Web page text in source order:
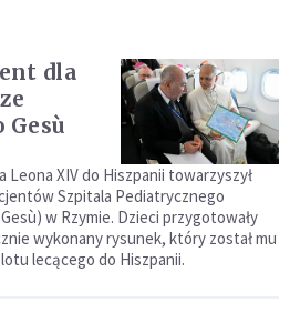
dla
Leona XIV do Hiszpanii towarzyszył
Szpitala Pediatrycznego
w Rzymie. Dzieci przygotowały
wykonany rysunek, który został mu
lecącego do Hiszpanii.